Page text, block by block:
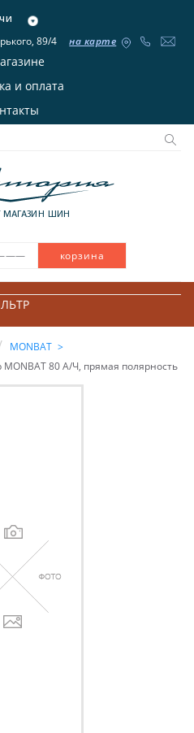
89/4 на карте
и оплата
МАГАЗИН ШИН
корзина
MONBAT
80 А/Ч, прямая полярность